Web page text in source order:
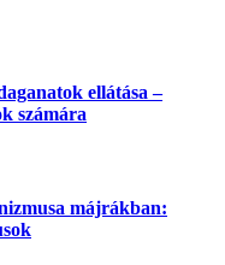
ellátása –
számára
májrákban: